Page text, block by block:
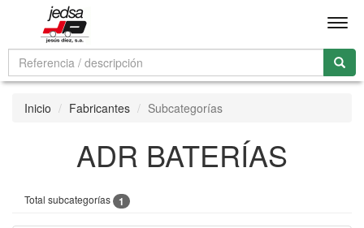
Inicio Fabricantes Subcategorías
ADR BATERÍAS
Total subcategorías 1